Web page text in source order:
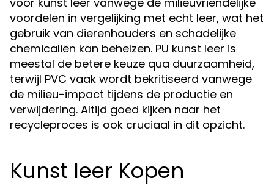
voordelen in vergelijking met echt leer, wat het
gebruik van dierenhouders en schadelijke
chemicaliën kan behelzen. PU kunst leer is
meestal de betere keuze qua duurzaamheid,
terwijl PVC vaak wordt bekritiseerd vanwege
de milieu-impact tijdens de productie en
verwijdering. Altijd goed kijken naar het
recycleproces is ook cruciaal in dit opzicht.
Kunst leer Kopen